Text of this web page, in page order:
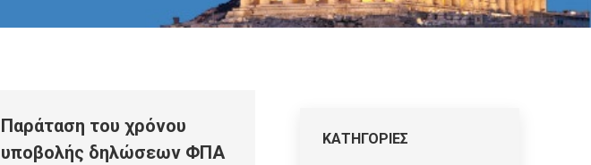
Παράταση του χρόνου
υποβολής δηλώσεων ΦΠΑ
ΚΑΤΗΓΟΡΙΕΣ